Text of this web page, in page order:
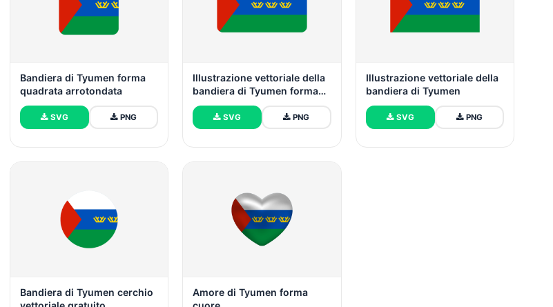
Bandiera di Tyumen forma
quadrata arrotondata
SVG PNG
Illustrazione vettoriale della
bandiera di Tyumen forma
rettangolo arrotondato
SVG PNG
Illustrazione vettoriale della
bandiera di Tyumen
SVG PNG
Bandiera di Tyumen cerchio
Amore di Tyumen forma